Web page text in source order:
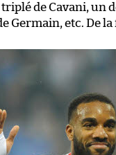
de Cavani, un
Germain, etc. De